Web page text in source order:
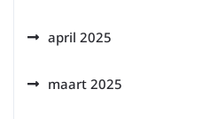
april 2025
maart 2025